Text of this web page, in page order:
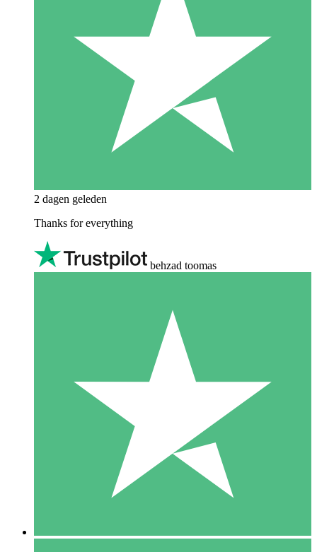
2 dagen geleden
Thanks for everything
behzad toomas